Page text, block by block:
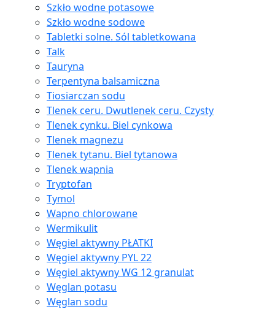
Szkło wodne potasowe
Szkło wodne sodowe
Tabletki solne. Sól tabletkowana
Talk
Tauryna
Terpentyna balsamiczna
Tiosiarczan sodu
Tlenek ceru. Dwutlenek ceru. Czysty
Tlenek cynku. Biel cynkowa
Tlenek magnezu
Tlenek tytanu. Biel tytanowa
Tlenek wapnia
Tryptofan
Tymol
Wapno chlorowane
Wermikulit
Węgiel aktywny PŁATKI
Węgiel aktywny PYL 22
Węgiel aktywny WG 12 granulat
Węglan potasu
Węglan sodu